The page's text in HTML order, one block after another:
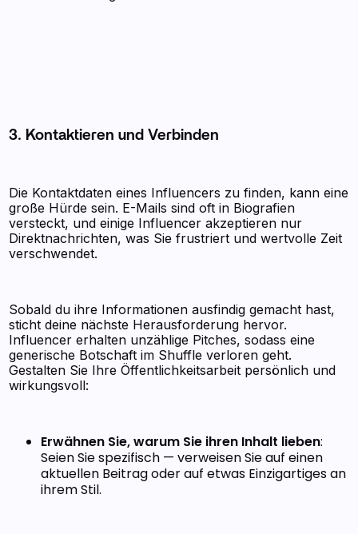
3. Kontaktieren und Verbinden
Die Kontaktdaten eines Influencers zu finden, kann eine
große Hürde sein. E-Mails sind oft in Biografien
versteckt, und einige Influencer akzeptieren nur
Direktnachrichten, was Sie frustriert und wertvolle Zeit
verschwendet.
Sobald du ihre Informationen ausfindig gemacht hast,
sticht deine nächste Herausforderung hervor.
Influencer erhalten unzählige Pitches, sodass eine
generische Botschaft im Shuffle verloren geht.
Gestalten Sie Ihre Öffentlichkeitsarbeit persönlich und
wirkungsvoll:
Erwähnen Sie, warum Sie ihren Inhalt lieben:
Seien Sie spezifisch — verweisen Sie auf einen
aktuellen Beitrag oder auf etwas Einzigartiges an
ihrem Stil.